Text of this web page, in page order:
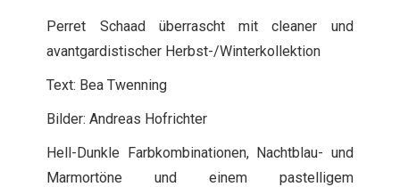
Perret Schaad überrascht mit cleaner und
avantgardistischer Herbst-/Winterkollektion
Text: Bea Twenning
Bilder: Andreas Hofrichter
Hell-Dunkle Farbkombinationen, Nachtblau- und
Marmortöne und einem pastelligem